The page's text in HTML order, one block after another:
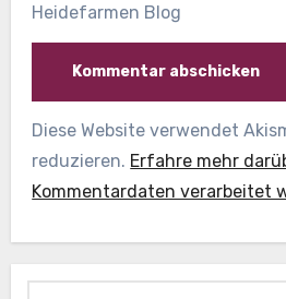
Heidefarmen Blog
Diese Website verwendet
reduzieren. Erfahre mehr
Kommentardaten verarbeitet